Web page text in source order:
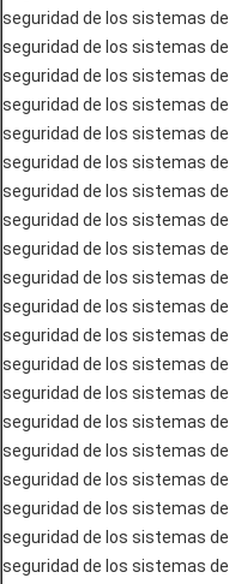
seguridad de los sistemas de
seguridad de los sistemas de
seguridad de los sistemas de
seguridad de los sistemas de
seguridad de los sistemas de
seguridad de los sistemas de
seguridad de los sistemas de
seguridad de los sistemas de
seguridad de los sistemas de
seguridad de los sistemas de
seguridad de los sistemas de
seguridad de los sistemas de
seguridad de los sistemas de
seguridad de los sistemas de
seguridad de los sistemas de
seguridad de los sistemas de
seguridad de los sistemas de
seguridad de los sistemas de
seguridad de los sistemas de
seguridad de los sistemas de